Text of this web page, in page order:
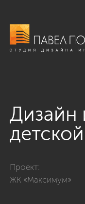
Дизайн
Проект:
ЖК «Максимум»